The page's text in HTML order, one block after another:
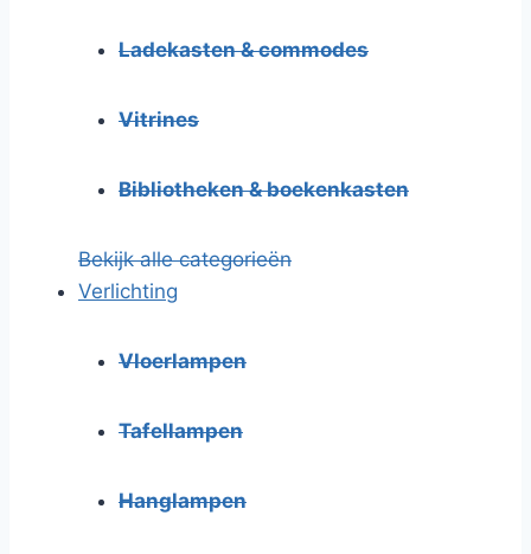
Ladekasten & commodes
Vitrines
Bibliotheken & boekenkasten
Bekijk alle categorieën
Verlichting
Vloerlampen
Tafellampen
Hanglampen